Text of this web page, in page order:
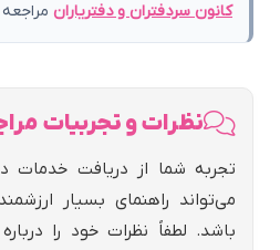
کانون سردفتران و دفتریاران
نظرات و تجربیات
تجربه شما از دریافت خدمات
می‌تواند راهنمای بسیار
باشد. لطفاً نظرات خود را